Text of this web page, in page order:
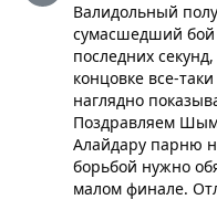
Валидольный
сумасшедший бой
последних
концовке все-
наглядно
Поздравляем
Алайдару парню
борьбой нужно
малом финале.